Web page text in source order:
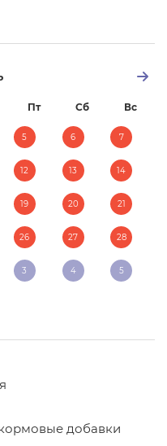
Пт Сб Вс
5 6 7
12 13 14
19 20 21
26 27 28
3 4 5
добавки